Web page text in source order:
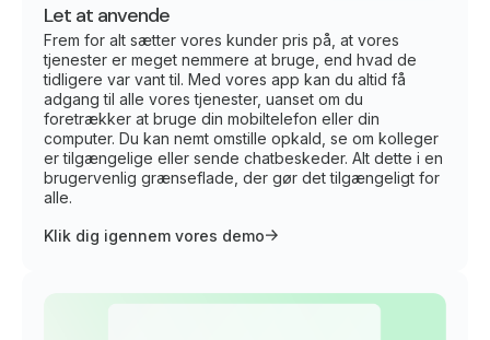
Let at anvende
Frem for alt sætter vores kunder pris på, at vores
tjenester er meget nemmere at bruge, end hvad de
tidligere var vant til. Med vores app kan du altid få
adgang til alle vores tjenester, uanset om du
foretrækker at bruge din mobiltelefon eller din
computer. Du kan nemt omstille opkald, se om kolleger
er tilgængelige eller sende chatbeskeder. Alt dette i en
brugervenlig grænseflade, der gør det tilgængeligt for
alle.
Klik dig igennem vores demo